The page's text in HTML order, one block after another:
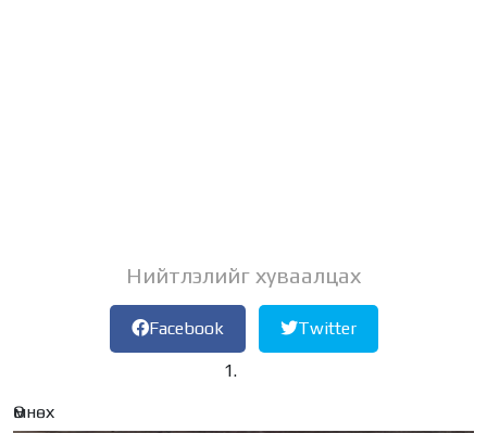
Нийтлэлийг хуваалцах
Facebook Twitter
Өмнөх